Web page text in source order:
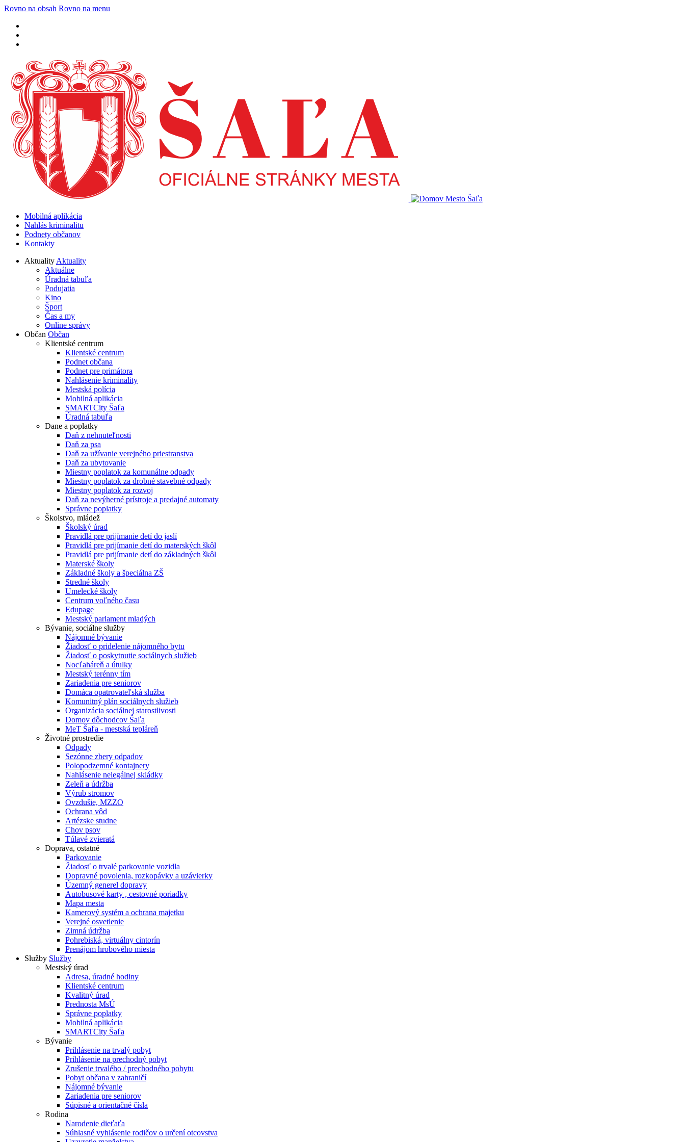
Rovno na obsah Rovno na menu
Mobilná aplikácia
Nahlás kriminalitu
Podnety občanov
Kontakty
AktualityAktuality
Aktuálne
Úradná tabuľa
Podujatia
Kino
Šport
Čas a my
Online správy
Občan Občan
Klientské centrum
Klientské centrum
Podnet občana
Podnet pre primátora
Nahlásenie kriminality
Mestská polícia
Mobilná aplikácia
SMARTCity Šaľa
Úradná tabuľa
Dane a poplatky
Daň z nehnuteľnosti
Daň za psa
Daň za užívanie verejného priestranstva
Daň za ubytovanie
Miestny poplatok za komunálne odpady
Miestny poplatok za drobné stavebné odpady
Miestny poplatok za rozvoj
Daň za nevýherné prístroje a predajné automaty
Správne poplatky
Školstvo, mládež
Školský úrad
Pravidlá pre prijímanie detí do jaslí
Pravidlá pre prijímanie detí do materských škôl
Pravidlá pre prijímanie detí do základných škôl
Materské školy
Základné školy a špeciálna ZŠ
Stredné školy
Umelecké školy
Centrum voľného času
Edupage
Mestský parlament mladých
Bývanie, sociálne služby
Nájomné bývanie
Žiadosť o pridelenie nájomného bytu
Žiadosť o poskytnutie sociálnych služieb
Nocľaháreň a útulky
Mestský terénny tím
Zariadenia pre seniorov
Domáca opatrovateľská služba
Komunitný plán sociálnych služieb
Organizácia sociálnej starostlivosti
Domov dôchodcov Šaľa
MeT Šaľa - mestská tepláreň
Životné prostredie
Odpady
Sezónne zbery odpadov
Polopodzemné kontajnery
Nahlásenie nelegálnej skládky
Zeleň a údržba
Výrub stromov
Ovzdušie, MZZO
Ochrana vôd
Artézske studne
Chov psov
Túlavé zvieratá
Doprava, ostatné
Parkovanie
Žiadosť o trvalé parkovanie vozidla
Dopravné povolenia, rozkopávky a uzávierky
Územný generel dopravy
Autobusové karty , cestovné poriadky
Mapa mesta
Kamerový systém a ochrana majetku
Verejné osvetlenie
Zimná údržba
Pohrebiská, virtuálny cintorín
Prenájom hrobového miesta
Služby Služby
Mestský úrad
Adresa, úradné hodiny
Klientské centrum
Kvalitný úrad
Prednosta MsÚ
Správne poplatky
Mobilná aplikácia
SMARTCity Šaľa
Bývanie
Prihlásenie na trvalý pobyt
Prihlásenie na prechodný pobyt
Zrušenie trvalého / prechodného pobytu
Pobyt občana v zahraničí
Nájomné bývanie
Zariadenia pre seniorov
Súpisné a orientačné čísla
Rodina
Narodenie dieťaťa
Súhlasné vyhlásenie rodičov o určení otcovstva